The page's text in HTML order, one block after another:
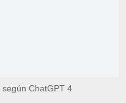
ChatGPT 4